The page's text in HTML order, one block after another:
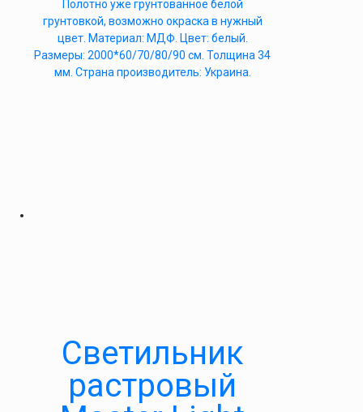
Полотно уже грунтованное белой
грунтовкой, возможно окраска в нужный
цвет. Материал: МДФ. Цвет: белый.
Размеры: 2000*60/70/80/90 см. Толщина 34
мм. Страна производитель: Украина.
Светильник
растровый